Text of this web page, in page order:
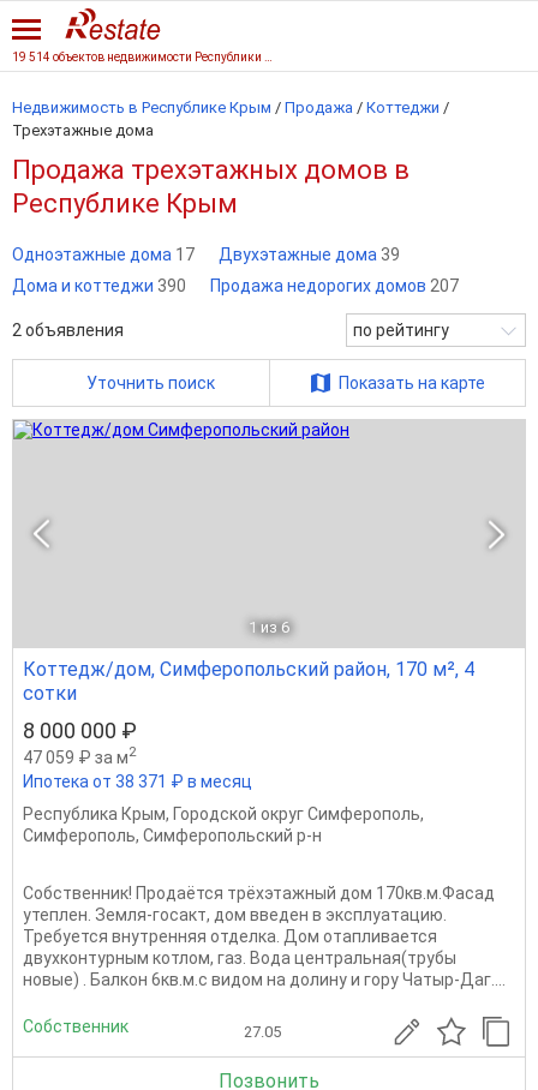
Недвижимость в Республике Крым / Продажа / Коттеджи /
Трехэтажные дома
Продажа трехэтажных домов в
Республике Крым
Одноэтажные дома 17 Двухэтажные дома 39
Дома и коттеджи 390 Продажа недорогих домов 207
2 объявления по рейтингу
Уточнить поиск Показать на карте
1 из 6
Коттедж/дом, Симферопольский район, 170 м², 4
сотки
8 000 000 ₽
47 059 ₽ за м2
Ипотека от 38 371 ₽ в месяц
Республика Крым, Городской округ Симферополь,
Симферополь, Симферопольский р-н
Собственник! Продаётся трёхэтажный дом 170кв.м.Фасад
утеплен. Земля-госакт, дом введен в эксплуатацию.
Требуется внутренняя отделка. Дом отапливается
двухконтурным котлом, газ. Вода центральная(трубы
новые) . Балкон 6кв.м.с видом на долину и гору Чатыр-Даг....
Собственник 27.05
Позвонить